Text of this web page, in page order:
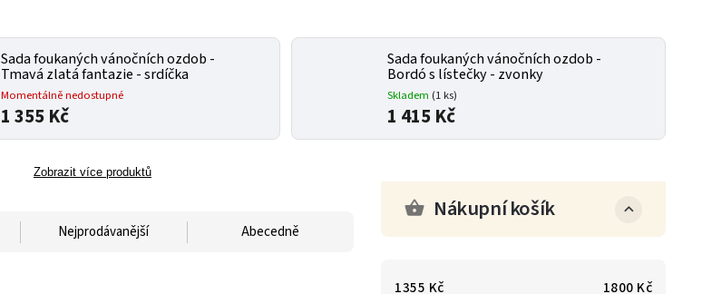
Sada foukaných vánočních ozdob -
Tmavá zlatá fantazie - srdíčka
Momentálně nedostupné
1 355 Kč
Sada foukaných vánočních ozdob -
Bordó s lístečky - zvonky
Skladem (1 ks)
1 415 Kč
Zobrazit více produktů
Nákupní košík
1355 Kč 1800 Kč
Nejprodávanější Abecedně